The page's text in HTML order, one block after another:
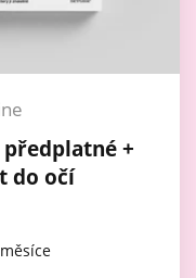
+
do očí